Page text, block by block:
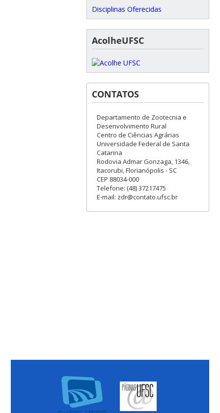
Disciplinas Oferecidas
AcolheUFSC
CONTATOS
Departamento de Zootecnia e
Desenvolvimento Rural
Centro de Ciências Agrárias
Universidade Federal de Santa
Catarina
Rodovia Admar Gonzaga, 1346,
Itacorubi, Florianópolis - SC
CEP 88034-000
Telefone: (48) 37217475
E-mail: zdr@contato.ufsc.br